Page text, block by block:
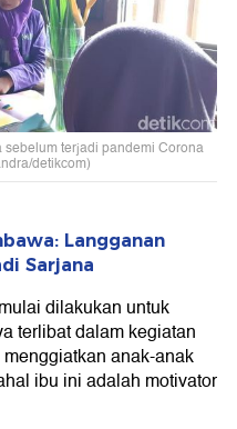
terjadi pandemi Corona
detikcom)
Langganan
Sarjana
dilakukan untuk
terlibat dalam kegiatan
anak-anak
ibu ini adalah motivator